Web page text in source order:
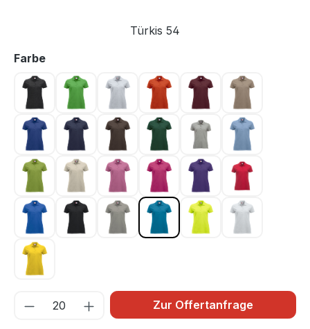
Türkis 54
Farbeauswählen
Anthrazit meliert 955
Apfelgrün 605
Asche 92 Blutorange 18Bordeaux 38Caffe Latte
Dunkel Blau 56Dunkel Marine 580
Dunkelmocca 825
Flaschengrün 68
Graumeliert 95Hellblau 57
Hellgrün 67Hellkhaki 815Hellpink 250Kirsche 300Lila 44 Rot 35
Royal Blau 55Schwarz 99Silber 94 Türkis 54Warnschutz Grün
Weiss 00
Zitrone 10
Zur Offertanfrage